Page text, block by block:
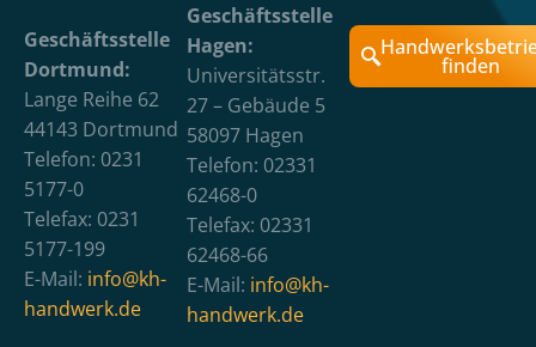
Geschäftsstelle
Dortmund:
Lange Reihe 62
44143 Dortmund
Telefon: 0231
5177-0
Telefax: 0231
5177-199
E-Mail: info@kh-
handwerk.de
Geschäftsstelle
Hagen:
Universitätsstr.
27 – Gebäude 5
58097 Hagen
Telefon: 02331
62468-0
Telefax: 02331
62468-66
E-Mail: info@kh-
handwerk.de
finden